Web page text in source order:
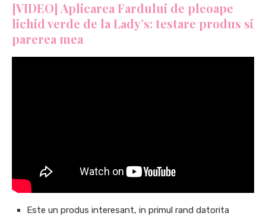
[VIDEO] Aplicarea Fardului de pleoape
lichid verde de la Lady’s: testare produs si
parerea mea
Este un produs interesant, in primul rand datorita